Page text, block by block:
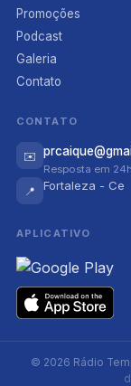
Promoções
Podcast
Galeria
Contato
CONTATO
✉️
Resposta em 24h
📍 Fortaleza - Ce
APLICATIVO
© 2026 Rádio